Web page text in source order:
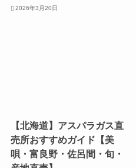
2026年3月20日
【北海道】アスパラガス直
売所おすすめガイド【美
唄・富良野・佐呂間・旬・